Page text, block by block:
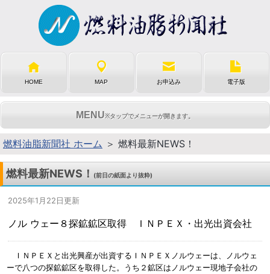
HOME MAP お申込み 電子版
MENU※タップでメニューが開きます。
燃料油脂新聞社 ホーム ＞ 燃料最新NEWS！
燃料最新NEWS！ (前日の紙面より抜粋)
2025年1月22日更新
ノル ウェー８探鉱鉱区取得 ＩＮＰＥＸ・出光出資会社
ＩＮＰＥＸと出光興産が出資するＩＮＰＥＸノルウェーは、ノルウェ
ーで八つの探鉱鉱区を取得した。うち２鉱区はノルウェー現地子会社の